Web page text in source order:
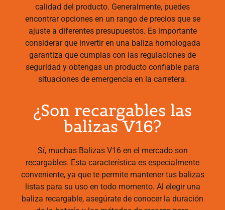
calidad del producto. Generalmente, puedes
encontrar opciones en un rango de precios que se
ajuste a diferentes presupuestos. Es importante
considerar que invertir en una baliza homologada
garantiza que cumplas con las regulaciones de
seguridad y obtengas un producto confiable para
situaciones de emergencia en la carretera.
¿Son recargables las
balizas V16?
Sí, muchas Balizas V16 en el mercado son
recargables. Esta característica es especialmente
conveniente, ya que te permite mantener tus balizas
listas para su uso en todo momento. Al elegir una
baliza recargable, asegúrate de conocer la duración